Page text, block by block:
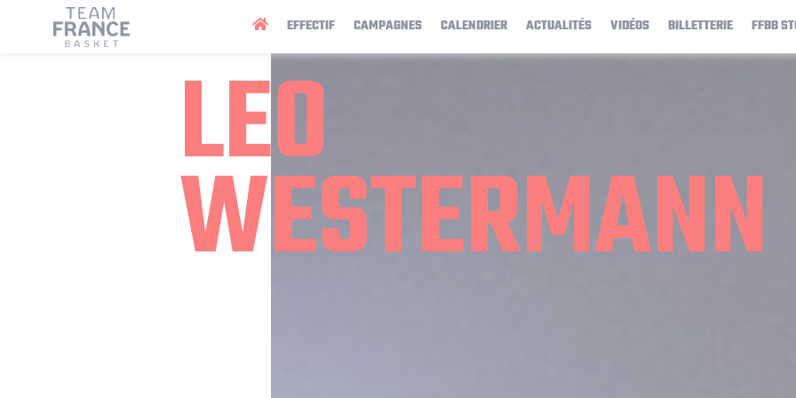
EFFECTIF CAMPAGNES CALENDRIER ACTUALITÉS VIDÉOS BILLETTERIE FFBB
LEO
WESTERMANN
Panneau de gestion des cookies